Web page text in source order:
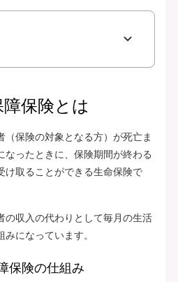
保険とは
（保険の対象となる方）が死亡ま
なったときに、保険期間が終わる
け取ることができる生命保険で
の収入の代わりとして毎月の生活
になっています。
保険の仕組み